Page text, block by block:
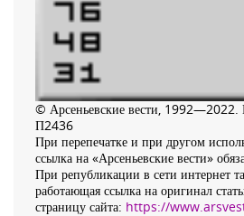
© Арсеньевские вести, 1992—2022.
П2436
При перепечатке и при другом
ссылка на «Арсеньевские вести»
При републикации в сети интернет
работающая ссылка на оригинал
страницу сайта: https://